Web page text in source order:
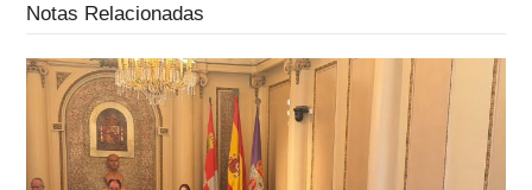
Notas Relacionadas